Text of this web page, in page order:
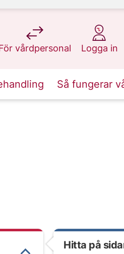
vårdpersonal
på 1177.se
Logga in
på 1177.se
Så fungerar
Hitta på